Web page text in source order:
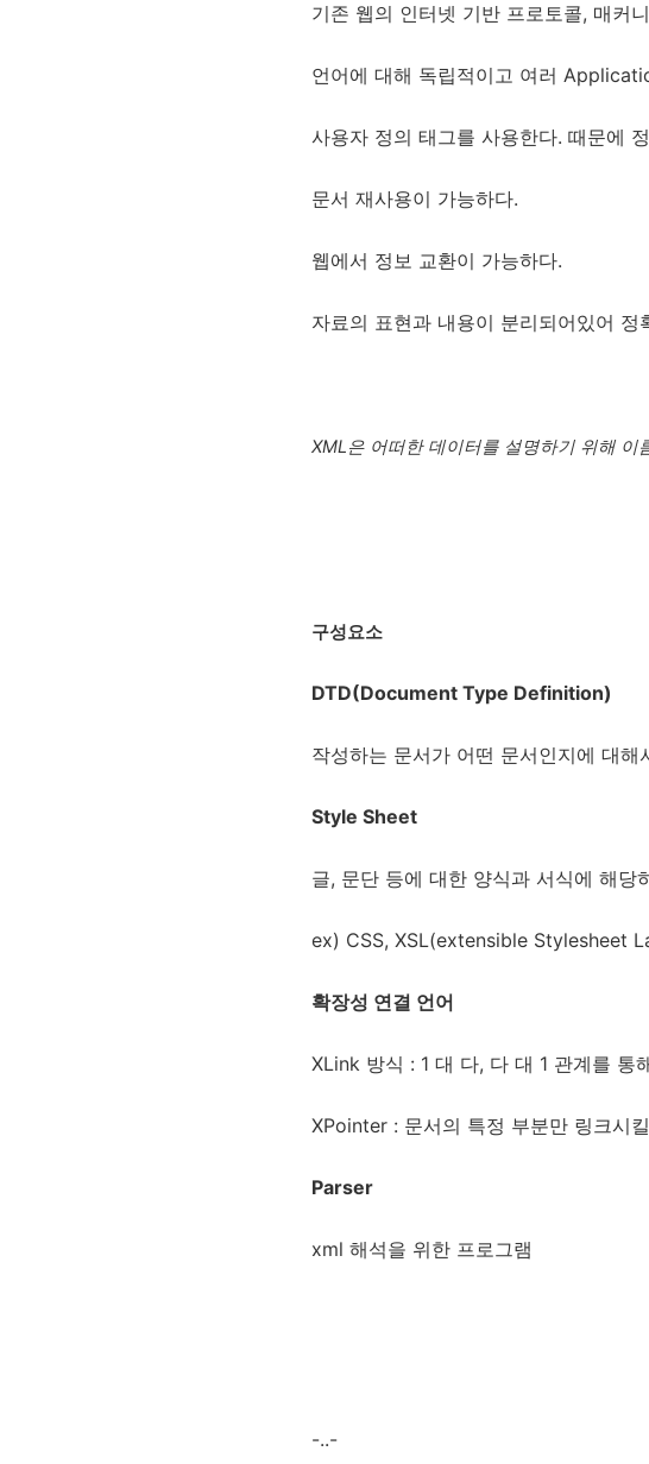
기존 웹의 인터넷 기반 프로토콜, 매커
언어에 대해 독립적이고 여러
사용자 정의 태그를 사용한다. 때문에
문서 재사용이 가능하다.
웹에서 정보 교환이 가능하다.
자료의 표현과 내용이 분리되어있어
XML은 어떠한 데이터를 설명하기 위해
구성요소
DTD(Document Type Definition)
작성하는 문서가 어떤 문서인지에 대해
Style Sheet
글, 문단 등에 대한 양식과 서식에 해당
ex) CSS, XSL(extensible Stylesheet
확장성 연결 언어
XLink 방식 : 1 대 다, 다 대 1 관계를 통
XPointer : 문서의 특정 부분만 링크시
Parser
xml 해석을 위한 프로그램
-..-